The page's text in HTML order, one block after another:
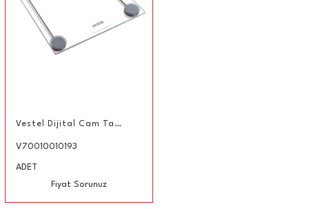
Vestel Dijital Cam Tartı
V70010010193
ADET
Fiyat Sorunuz